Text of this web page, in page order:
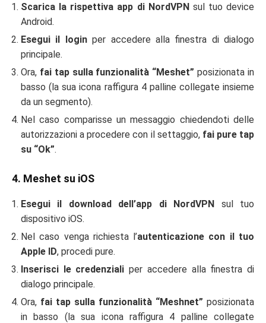
Scarica la rispettiva app di NordVPNsul tuo device
Android.
Esegui il loginper accedere alla finestra di dialogo
principale.
Ora, fai tap sulla funzionalità “Meshet” posizionata in
basso (la sua icona raffigura 4 palline collegate insieme
da un segmento).
Nel caso comparisse un messaggio chiedendoti delle
autorizzazioni a procedere con il settaggio, fai pure tap
su “Ok”.
4. Meshet su iOS
Esegui il download dell’app di NordVPN sul tuo
dispositivo iOS.
Nel caso venga richiesta l’autenticazione con il tuo
Apple ID, procedi pure.
Inserisci le credenziali per accedere alla finestra di
dialogo principale.
Ora, fai tap sulla funzionalità “Meshnet” posizionata
in basso (la sua icona raffigura 4 palline collegate